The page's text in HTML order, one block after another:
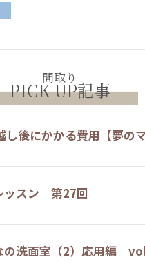
間取り
PICK UP記事
後にかかる費用【夢の
ッスン 第27回
の洗面室（2）応用編